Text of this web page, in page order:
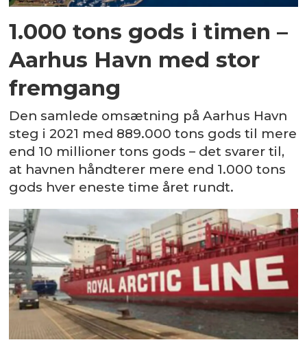
1.000 tons gods i timen –
Aarhus Havn med stor
fremgang
Den samlede omsætning på Aarhus Havn
steg i 2021 med 889.000 tons gods til mere
end 10 millioner tons gods – det svarer til,
at havnen håndterer mere end 1.000 tons
gods hver eneste time året rundt.